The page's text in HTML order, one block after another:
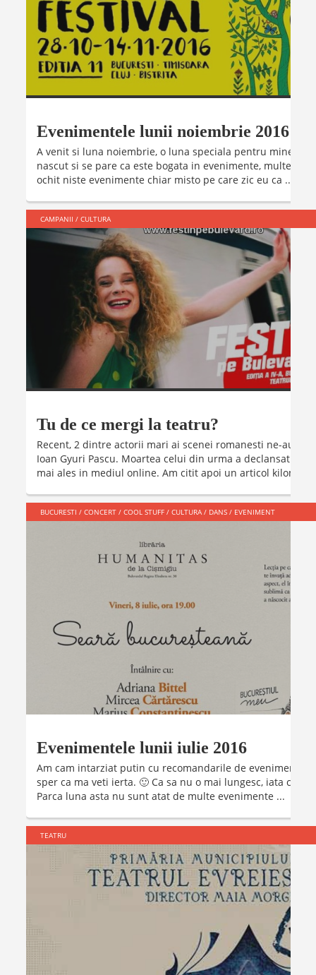
Evenimentele lunii noiembrie 2016
A venit si luna noiembrie, o luna speciala pentru mine
nascut si se pare ca este bogata in evenimente, multe
ochit niste evenimente chiar misto pe care zic eu ca ...
CAMPANII / CULTURA
Tu de ce mergi la teatru?
Recent, 2 dintre actorii mari ai scenei romanesti ne-au
Ioan Gyuri Pascu. Moartea celui din urma a declansat o
mai ales in mediul online. Am citit apoi un articol
BUCURESTI / CONCERT/ COOL STUFF/ CULTURA/ DANS/ EVENIMENT
Evenimentele lunii iulie 2016
Am cam intarziat putin cu recomandarile de evenimente
sper ca ma veti ierta. 🙂 Ca sa nu o mai lungesc, iata ce
Parca luna asta nu sunt atat de multe evenimente ...
TEATRU